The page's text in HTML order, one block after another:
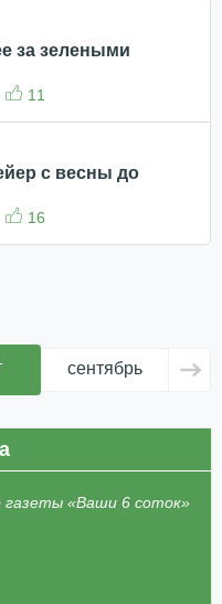
за зелеными
11
с весны до
16
сентябрь
газеты «Ваши 6 соток»